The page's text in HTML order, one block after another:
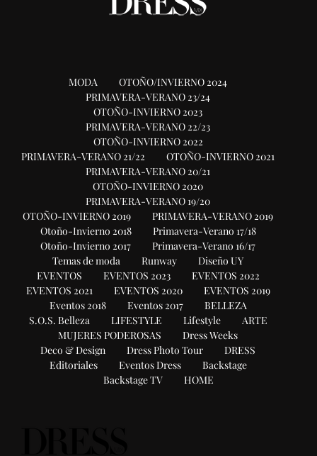
MODA
OTOÑO/INVIERNO 2024
PRIMAVERA-VERANO 23/24
OTOÑO-INVIERNO 2023
PRIMAVERA-VERANO 22/23
OTOÑO-INVIERNO 2022
PRIMAVERA-VERANO 21/22
OTOÑO-INVIERNO 2021
PRIMAVERA-VERANO 20/21
OTOÑO-INVIERNO 2020
PRIMAVERA-VERANO 19/20
OTOÑO-INVIERNO 2019
PRIMAVERA-VERANO 2019
Otoño-Invierno 2018
Primavera-Verano 17/18
Otoño-Invierno 2017
Primavera-Verano 16/17
Temas de moda
Runway
Diseño UY
EVENTOS
EVENTOS 2023
EVENTOS 2022
EVENTOS 2021
EVENTOS 2020
EVENTOS 2019
Eventos 2018
Eventos 2017
BELLEZA
S.O.S. Belleza
LIFESTYLE Lifestyle
ARTE
MUJERES PODEROSAS
Dress Weeks
Deco & Design
Dress Photo Tour
DRESS
Editoriales
Eventos Dress
Backstage
Backstage TV
HOME